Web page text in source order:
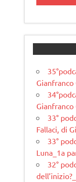
Gianfranco
Gianfranco
33°
Fallaci, di
33°
Luna_1a
32°